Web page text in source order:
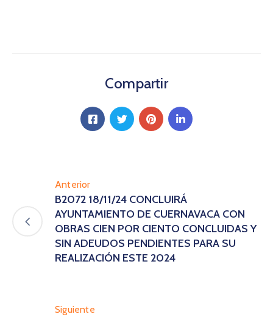
Compartir
Anterior
B2072 18/11/24 CONCLUIRÁ
AYUNTAMIENTO DE CUERNAVACA CON
OBRAS CIEN POR CIENTO CONCLUIDAS Y
SIN ADEUDOS PENDIENTES PARA SU
REALIZACIÓN ESTE 2024
Siguiente